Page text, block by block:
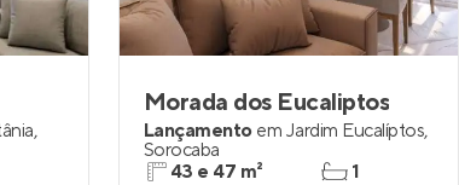
Entrar no Apto
,
Morada dos Eucaliptos
Lançamento em Jardim Eucalíptos,
Sorocaba
43 e 47 m²
1